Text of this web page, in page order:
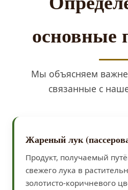
основные
Мы объясняем
связанные с
Жареный лук
Продукт, получаемый
свежего лука в
золотисто-коричневого